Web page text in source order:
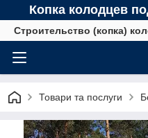
Копка колодцев
Строительство (копка)
Товари та послуги